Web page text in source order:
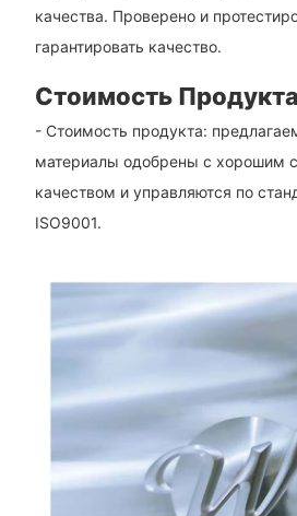
качества. Проверено и
гарантировать качество.
Стоимость Продукта
- Стоимость продукта:
материалы одобрены с хорошим
качеством и управляются по
ISO9001.